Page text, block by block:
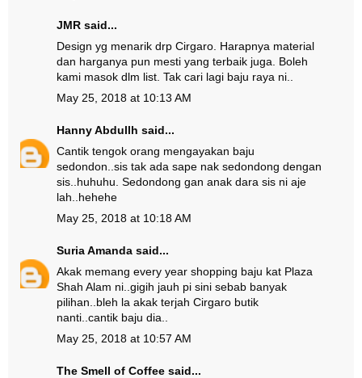
JMR said...
Design yg menarik drp Cirgaro. Harapnya material
dan harganya pun mesti yang terbaik juga. Boleh
kami masok dlm list. Tak cari lagi baju raya ni..
May 25, 2018 at 10:13 AM
Hanny Abdullh said...
Cantik tengok orang mengayakan baju
sedondon..sis tak ada sape nak sedondong dengan
sis..huhuhu. Sedondong gan anak dara sis ni aje
lah..hehehe
May 25, 2018 at 10:18 AM
Suria Amanda said...
Akak memang every year shopping baju kat Plaza
Shah Alam ni..gigih jauh pi sini sebab banyak
pilihan..bleh la akak terjah Cirgaro butik
nanti..cantik baju dia..
May 25, 2018 at 10:57 AM
The Smell of Coffee said...